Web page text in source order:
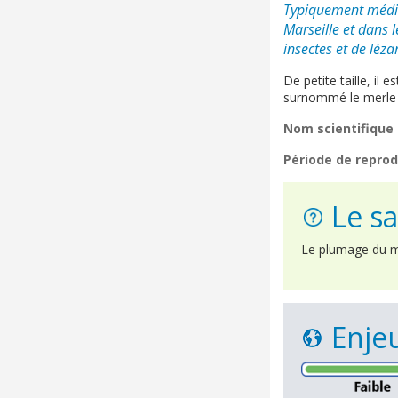
Typiquement
Marseilleet dans
insectes et de
De petite taille, il
surnommé le
Nom scientifique
Période de
Le
Le plumage du